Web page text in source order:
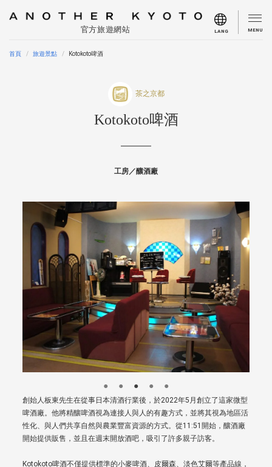
官方旅遊網站 LANG MENU
首頁 旅遊景點 Kotokoto啤酒
茶之京都
Kotokoto啤酒
工房／釀酒廠
創始人板東先生在從事日本清酒行業後，於2022年5月創立了這家微型
啤酒廠。他將精釀啤酒視為連接人與人的有趣方式，並將其視為地區活
性化、與人們共享自然與農業豐富資源的方式。從11:51開始，釀酒廠
開始提供販售，並且在週末開放酒吧，吸引了許多親子訪客。
Kotokoto啤酒不僅提供標準的小麥啤酒、皮爾森、淡色艾爾等產品線，